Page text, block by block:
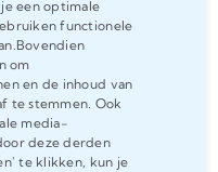
een optimale
functionele
om
en de inhoud van
te stemmen. Ook
media-
deze derden
te klikken, kun je
formuleert in
Dat maakt
en